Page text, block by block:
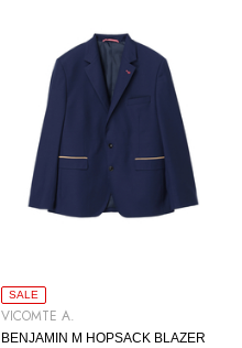
SALE
VICOMTE A.
BENJAMIN M HOPSACK BLAZER